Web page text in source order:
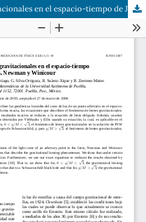
Fenómeno de lentes gravitacionales en el espacio-tiempo de Janis, Newman y Winicour